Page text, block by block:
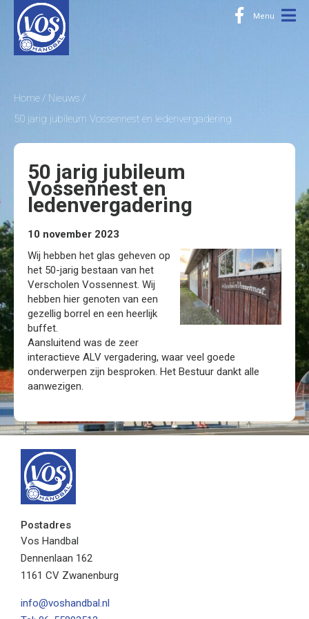
Home
Nieuws
50 jarig jubileum Vossennest en ledenvergadering
50 jarig jubileum
Vossennest en
ledenvergadering
10 november 2023
Wij hebben het glas geheven op
het 50-jarig bestaan van het
Verscholen Vossennest. Wij
hebben hier genoten van een
gezellig borrel en een heerlijk
buffet.
Aansluitend was de zeer
interactieve ALV vergadering, waar veel goede
onderwerpen zijn besproken. Het Bestuur dankt alle
aanwezigen.
Postadres
Vos Handbal
Dennenlaan 162
1161 CV Zwanenburg
info@voshandbal.nl